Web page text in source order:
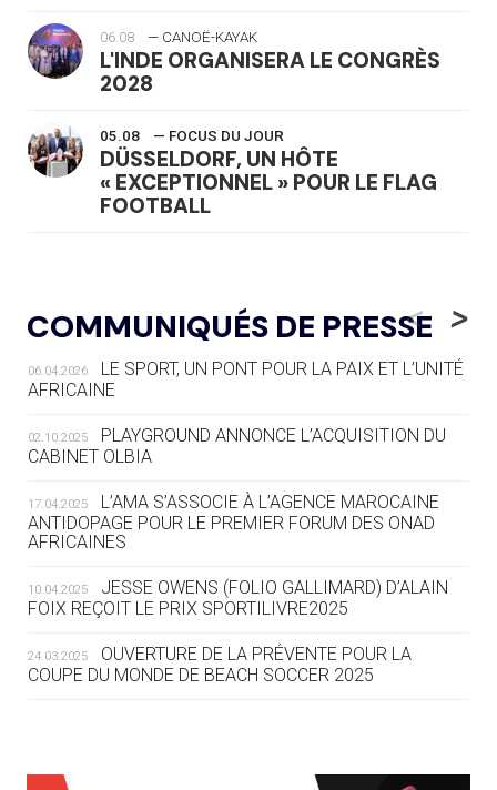
06.08 — CANOË-KAYAK
L'INDE ORGANISERA LE CONGRÈS
2028
05.08 — FOCUS DU JOUR
DÜSSELDORF, UN HÔTE
« EXCEPTIONNEL » POUR LE FLAG
FOOTBALL
LE RÊVE DE VOIR LA LUGE ALPINE
AUX JO « N'EST PAS FINI »
05.08 — TIR À L'ARC
DES MONDIAUX À BRISBANE SUR LA
ROUTE DES JO 2032
LE VILLAGE OLYMPIQUE DES ARAVIS
SE DESSINE
LE COJOP A TROUVÉ SON VILLAGE
OLYMPIQUE LYONNAIS
04.08 — ALLEMAGNE
COMMUNIQUÉS DE PRESSE
<
06.04.2026
LE SPORT, UN PONT POUR LA PAIX ET L’UNITÉ
AFRICAINE
02.10.2025
PLAYGROUND ANNONCE L’ACQUISITION DU
CABINET OLBIA
17.04.2025
L’AMA S’ASSOCIE À L’AGENCE MAROCAINE
ANTIDOPAGE POUR LE PREMIER FORUM DES ONAD
AFRICAINES
10.04.2025
JESSE OWENS (FOLIO GALLIMARD) D’ALAIN
FOIX REÇOIT LE PRIX SPORTILIVRE2025
24.03.2025
OUVERTURE DE LA PRÉVENTE POUR LA
COUPE DU MONDE DE BEACH SOCCER 2025
>